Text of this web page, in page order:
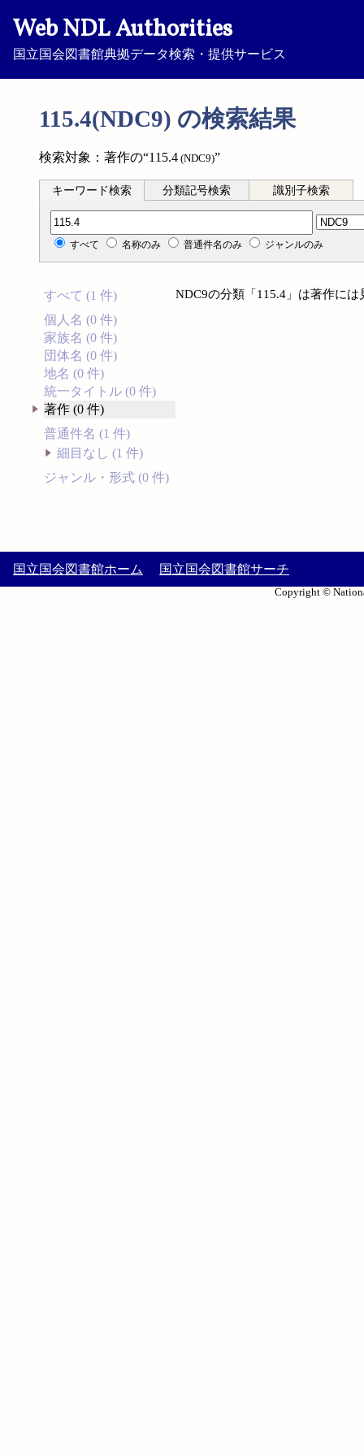
Web NDL Authorities
国立国会図書館典拠データ検索・提供サービス
115.4(NDC9) の検索結果
検索対象：著作の“115.4 (NDC9)”
キーワード検索 分類記号検索 識別子検索
分類記号検索
すべて 名称のみ 普通件名のみ ジャンルのみ
すべて (1 件)
個人名 (0 件)
家族名 (0 件)
団体名 (0 件)
地名 (0 件)
統一タイトル (0 件)
著作 (0 件)
普通件名 (1 件)
細目なし (1 件)
ジャンル・形式 (0 件)
NDC9の分類「115.4」は著作に
国立国会図書館ホーム 国立国会図書館サーチ
Copyright ©